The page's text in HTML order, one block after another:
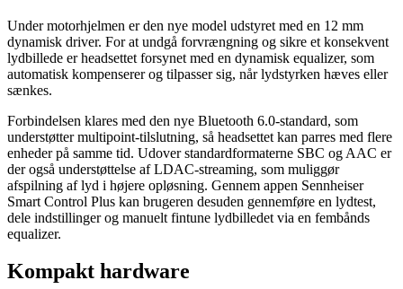
Under motorhjelmen er den nye model udstyret med en 12 mm
dynamisk driver. For at undgå forvrængning og sikre et konsekvent
lydbillede er headsettet forsynet med en dynamisk equalizer, som
automatisk kompenserer og tilpasser sig, når lydstyrken hæves eller
sænkes.
Forbindelsen klares med den nye Bluetooth 6.0-standard, som
understøtter multipoint-tilslutning, så headsettet kan parres med flere
enheder på samme tid. Udover standardformaterne SBC og AAC er
der også understøttelse af LDAC-streaming, som muliggør
afspilning af lyd i højere opløsning. Gennem appen Sennheiser
Smart Control Plus kan brugeren desuden gennemføre en lydtest,
dele indstillinger og manuelt fintune lydbilledet via en fembånds
equalizer.
Kompakt hardware